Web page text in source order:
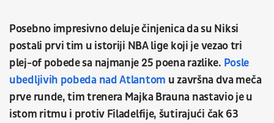
Posebno impresivno deluje činjenica da su Niksi
postali prvi tim u istoriji NBA lige koji je vezao tri
plej-of pobede sa najmanje 25 poena razlike. Posle
ubedljivih pobeda nad Atlantom u završna dva meča
prve runde, tim trenera Majka Brauna nastavio je u
istom ritmu i protiv Filadelfije, šutirajući čak 63